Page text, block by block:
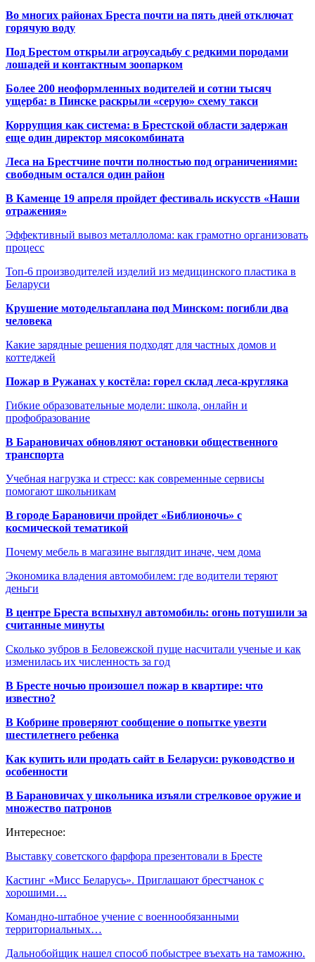
Во многих районах Бреста почти на пять дней отключат
горячую воду
Под Брестом открыли агроусадьбу с редкими породами
лошадей и контактным зоопарком
Более 200 неоформленных водителей и сотни тысяч
ущерба: в Пинске раскрыли «серую» схему такси
Коррупция как система: в Брестской области задержан
еще один директор мясокомбината
Леса на Брестчине почти полностью под ограничениями:
свободным остался один район
В Каменце 19 апреля пройдет фестиваль искусств «Наши
отражения»
Эффективный вывоз металлолома: как грамотно организовать
процесс
Топ-6 производителей изделий из медицинского пластика в
Беларуси
Крушение мотодельтаплана под Минском: погибли два
человека
Какие зарядные решения подходят для частных домов и
коттеджей
Пожар в Ружанах у костёла: горел склад леса-кругляка
Гибкие образовательные модели: школа, онлайн и
профобразование
В Барановичах обновляют остановки общественного
транспорта
Учебная нагрузка и стресс: как современные сервисы
помогают школьникам
В городе Барановичи пройдет «Библионочь» с
космической тематикой
Почему мебель в магазине выглядит иначе, чем дома
Экономика владения автомобилем: где водители теряют
деньги
В центре Бреста вспыхнул автомобиль: огонь потушили за
считанные минуты
Сколько зубров в Беловежской пуще насчитали ученые и как
изменилась их численность за год
В Бресте ночью произошел пожар в квартире: что
известно?
В Кобрине проверяют сообщение о попытке увезти
шестилетнего ребенка
Как купить или продать сайт в Беларуси: руководство и
особенности
В Барановичах у школьника изъяли стрелковое оружие и
множество патронов
Интересное:
Выставку советского фарфора презентовали в Бресте
Кастинг «Мисс Беларусь». Приглашают брестчанок с
хорошими…
Командно-штабное учение с военнообязанными
территориальных…
Дальнобойщик нашел способ побыстрее въехать на таможню.